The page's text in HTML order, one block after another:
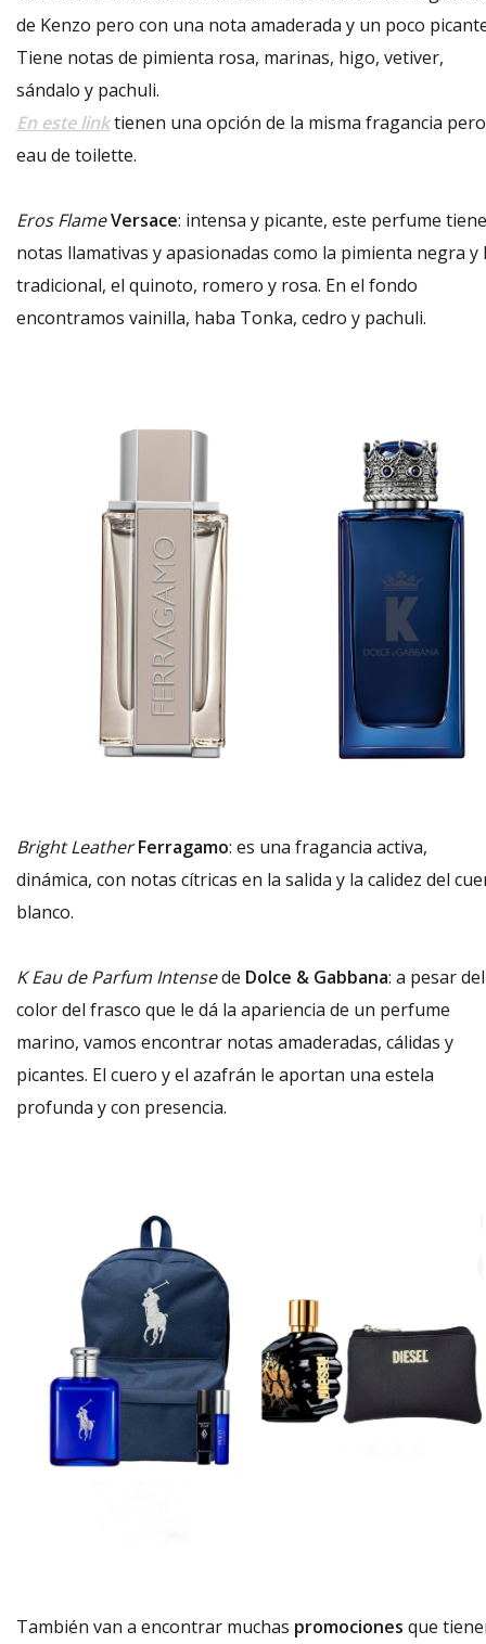
de Kenzo pero con una nota amaderada y un poco
Tiene notas de pimienta rosa, marinas, higo, vetiver,
sándalo y pachuli.
En este linktienen una opción de la misma fragancia pero
eau de toilette.
Eros FlameVersace: intensa y picante, este perfume tiene
notas llamativas y apasionadas como la pimienta negra y
tradicional, el quinoto, romero y rosa. En el fondo
encontramos vainilla, haba Tonka, cedro y pachuli.
Bright Leather Ferragamo: es una fragancia activa,
dinámica, con notas cítricas en la salida y la calidez del
blanco.
K Eau de Parfum Intensede Dolce & Gabbana: a pesar del
color del frasco que le dá la apariencia de un perfume
marino, vamos encontrar notas amaderadas, cálidas y
picantes. El cuero y el azafrán le aportan una estela
profunda y con presencia.
También van a encontrar muchas promociones que